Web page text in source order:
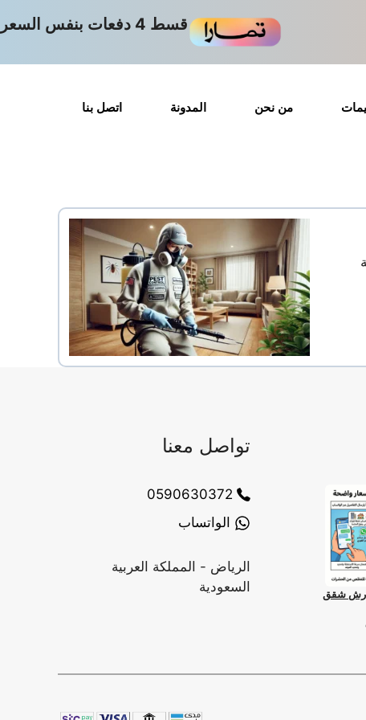
قسط 4 دفعات بنفس السعر
من نحن المدونة اتصل بنا
| رش شقق
تواصل معنا
0590630372
الواتساب
الرياض - المملكة العربية
السعودية